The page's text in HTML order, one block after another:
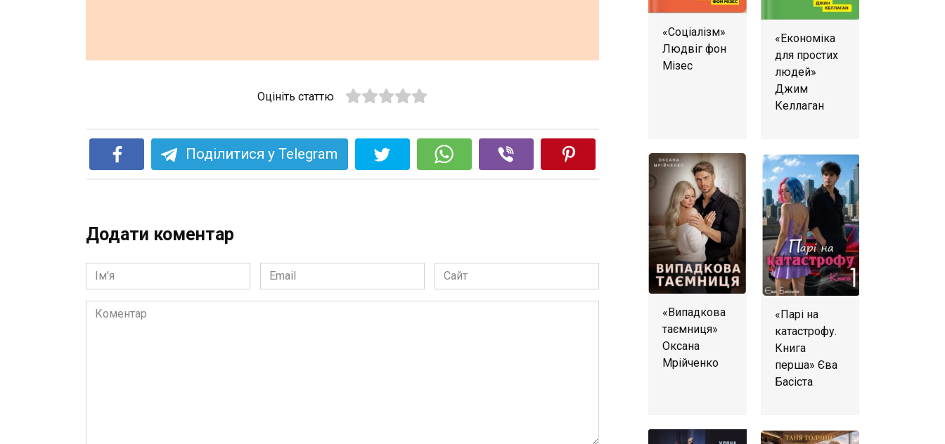
Оцініть статтю
Поділитися у Telegram
Додати коментар
Ім'я
*
Email
*
Сайт
Коментар
«Соціалізм»
Людвіг фон
Мізес
«Економіка
для простих
людей»
Джим
Келлаган
«Випадкова
таємниця»
Оксана
Мрійченко
«Парі на
катастрофу.
Книга
перша» Єва
Басіста